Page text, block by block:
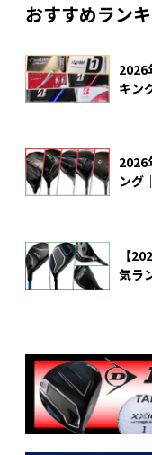
おすすめラン
2026
キン
2026
ング
【
気ラ